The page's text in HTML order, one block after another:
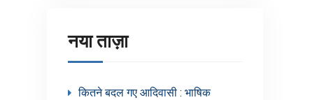
नया ताज़ा
कितने बदल गए आदिवासी : भाषिक